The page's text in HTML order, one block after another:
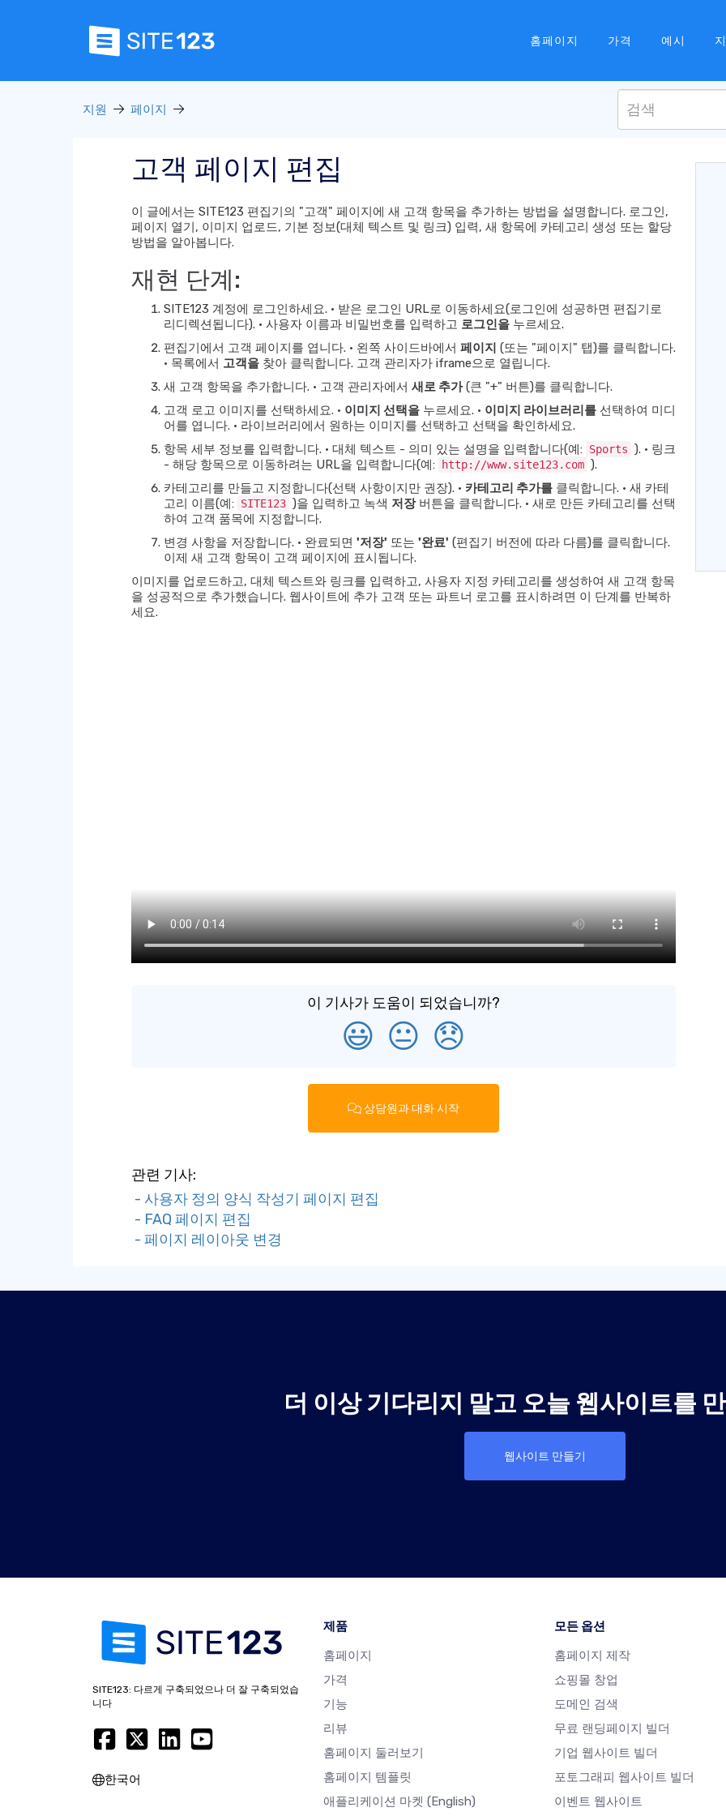
홈페이지 가격 예시
지원 페이지
고객 페이지 편집
이 글에서는 SITE123 편집기의 "고객" 페이지에 새 고객 항목을 추가하는 방법을 설명합니다. 로그인,
페이지 열기, 이미지 업로드, 기본 정보(대체 텍스트 및 링크) 입력, 새 항목에 카테고리 생성 또는 할당
방법을 알아봅니다.
재현 단계:
SITE123 계정에 로그인하세요. • 받은 로그인 URL로 이동하세요(로그인에 성공하면 편집기로
리디렉션됩니다). • 사용자 이름과 비밀번호를 입력하고 로그인을 누르세요.
편집기에서 고객 페이지를 엽니다. • 왼쪽 사이드바에서 페이지 (또는 "페이지" 탭)를 클릭합니다.
• 목록에서 고객을 찾아 클릭합니다. 고객 관리자가 iframe으로 열립니다.
새 고객 항목을 추가합니다. • 고객 관리자에서 새로 추가(큰 "+" 버튼)를 클릭합니다.
고객 로고 이미지를 선택하세요. • 이미지 선택을 누르세요. • 이미지 라이브러리를 선택하여 미디
어를 엽니다. • 라이브러리에서 원하는 이미지를 선택하고 선택을 확인하세요.
항목 세부 정보를 입력합니다. • 대체 텍스트 - 의미 있는 설명을 입력합니다(예:
Sports ). • 링크
- 해당 항목으로 이동하려는 URL을 입력합니다(예:
http://www.site123.com ).
카테고리를 만들고 지정합니다(선택 사항이지만 권장). • 카테고리 추가를 클릭합니다. • 새 카테
고리 이름(예:
SITE123 )을 입력하고 녹색 저장버튼을 클릭합니다. • 새로 만든 카테고리를 선택
하여 고객 품목에 지정합니다.
변경 사항을 저장합니다. • 완료되면 '저장' 또는 '완료' (편집기 버전에 따라 다름)를 클릭합니다.
이제 새 고객 항목이 고객 페이지에 표시됩니다.
이미지를 업로드하고, 대체 텍스트와 링크를 입력하고, 사용자 지정 카테고리를 생성하여 새 고객 항목
을 성공적으로 추가했습니다. 웹사이트에 추가 고객 또는 파트너 로고를 표시하려면 이 단계를 반복하
세요.
이 기사가 도움이 되었습니까?
😃 😐 😞
상담원과 대화 시작
관련 기사:
- 사용자 정의 양식 작성기 페이지 편집
- FAQ 페이지 편집
- 페이지 레이아웃 변경
더 이상 기다리지 말고 오늘 웹사이트를
웹사이트 만들기
SITE123: 다르게 구축되었으나 더 잘 구축되었습
니다
한국어
제품
홈페이지
가격
기능
리뷰
홈페이지 둘러보기
홈페이지 템플릿
애플리케이션 마켓 (English)
모든 옵션
홈페이지 제작
쇼핑몰 창업
도메인 검색
무료 랜딩페이지 빌더
기업 웹사이트 빌더
포토그래피 웹사이트 빌더
이벤트 웹사이트